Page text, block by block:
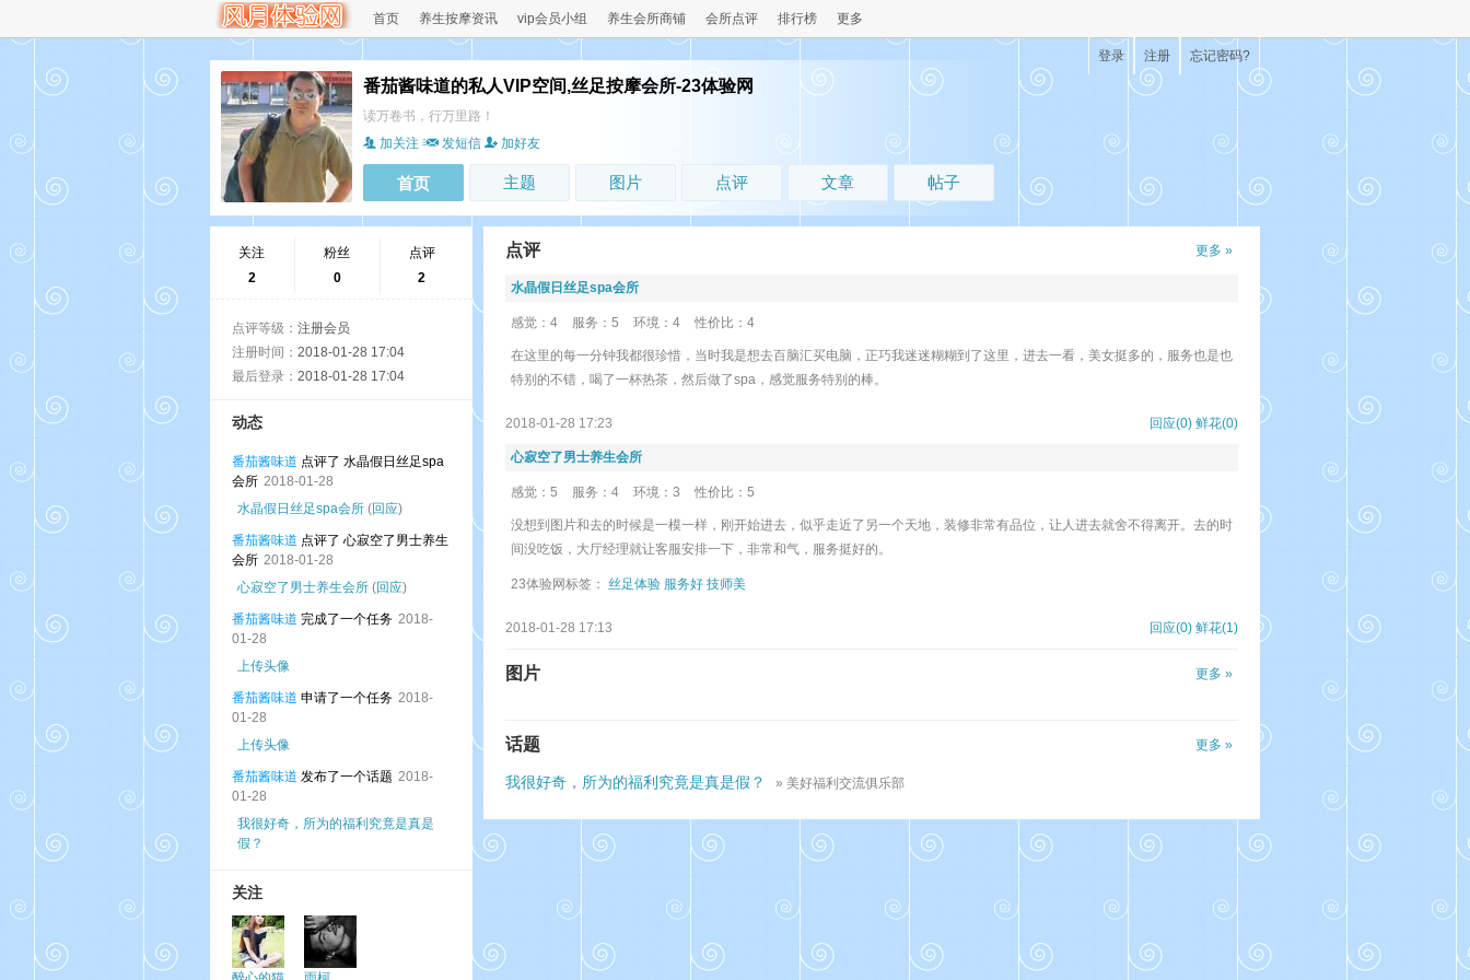
首页 养生按摩资讯 vip会员小组 养生会所商铺 会所点评 排行榜 更多
忘记密码?
注册
登录
番茄酱味道的私人VIP空间,丝足按摩会所-23体验网
读万卷书，行万里路！
加关注
发短信 加好友
首页 主题 图片 点评 文章 帖子
关注
2
粉丝
0
点评
2
点评等级： 注册会员
注册时间： 2018-01-28 17:04
最后登录： 2018-01-28 17:04
动态
番茄酱味道 点评了 水晶假日丝足spa
会所 2018-01-28
水晶假日丝足spa会所 (回应)
番茄酱味道 点评了 心寂空了男士养生
会所 2018-01-28
心寂空了男士养生会所 (回应)
番茄酱味道 完成了一个任务 2018-
01-28
上传头像
番茄酱味道 申请了一个任务 2018-
01-28
上传头像
番茄酱味道 发布了一个话题 2018-
01-28
我很好奇，所为的福利究竟是真是
假？
关注
点评 更多 »
水晶假日丝足spa会所
感觉：4 服务：5 环境：4 性价比：4
在这里的每一分钟我都很珍惜，当时我是想去百脑汇买电脑，正巧我迷迷糊糊到了这里，进去一看，美女挺多的，服务也是也
特别的不错，喝了一杯热茶，然后做了spa，感觉服务特别的棒。
回应(0) 鲜花(0)
2018-01-28 17:23
心寂空了男士养生会所
感觉：5 服务：4 环境：3 性价比：5
没想到图片和去的时候是一模一样，刚开始进去，似乎走近了另一个天地，装修非常有品位，让人进去就舍不得离开。去的时
间没吃饭，大厅经理就让客服安排一下，非常和气，服务挺好的。
23体验网标签： 丝足体验 服务好 技师美
回应(0) 鲜花(1)
2018-01-28 17:13
图片 更多 »
话题 更多 »
我很好奇，所为的福利究竟是真是假？ » 美好福利交流俱乐部